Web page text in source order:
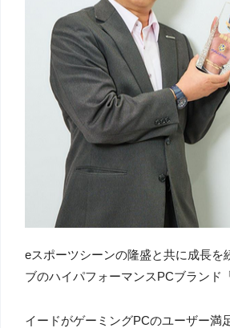
eスポーツシーンの隆盛と共に成長
ブのハイパフォーマンスPCブランド
イードがゲーミングPCのユーザー満